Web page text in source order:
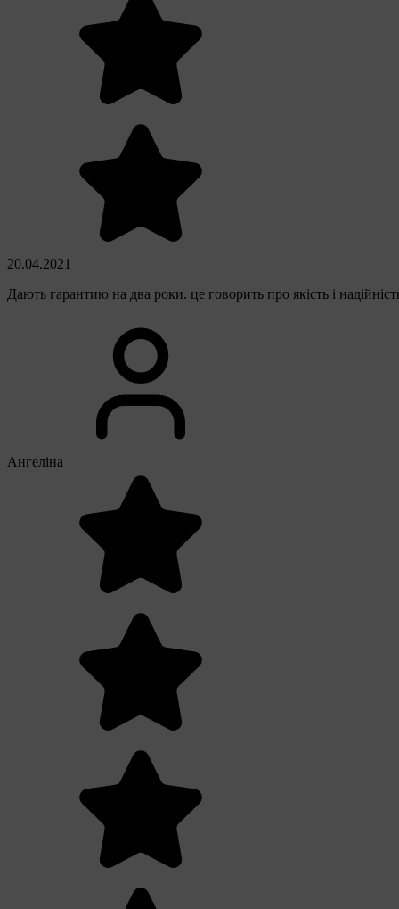
20.04.2021
Дають гарантию на два роки. це говорить про якість і
Ангеліна